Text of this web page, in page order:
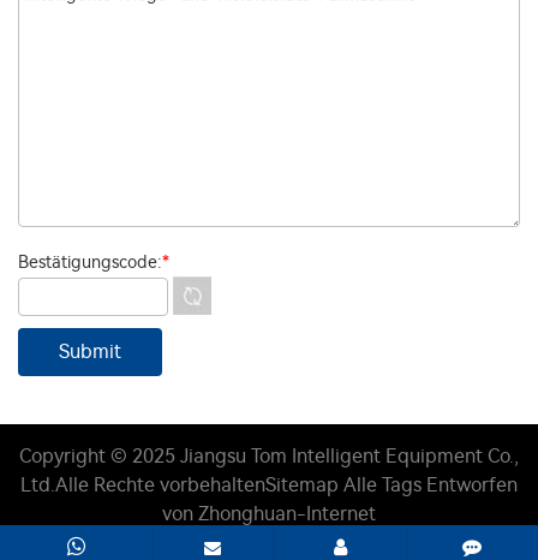
Bestätigungscode:*
Copyright © 2025 Jiangsu Tom Intelligent Equipment Co.,
Ltd. Alle Rechte vorbehaltenSitemap Alle Tags Entworfen
von Zhonghuan-Internet